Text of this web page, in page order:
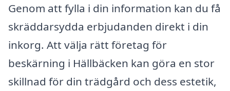
Genom att fylla i din information kan du få
skräddarsydda erbjudanden direkt i din
inkorg. Att välja rätt företag för
beskärning i Hällbäcken kan göra en stor
skillnad för din trädgård och dess estetik,